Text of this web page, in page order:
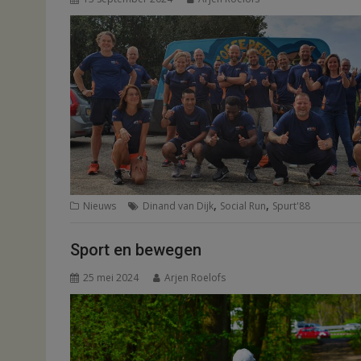
Nieuws Dinand van Dijk, Social Run, Spurt'88
Sport en bewegen
25 mei 2024 Arjen Roelofs